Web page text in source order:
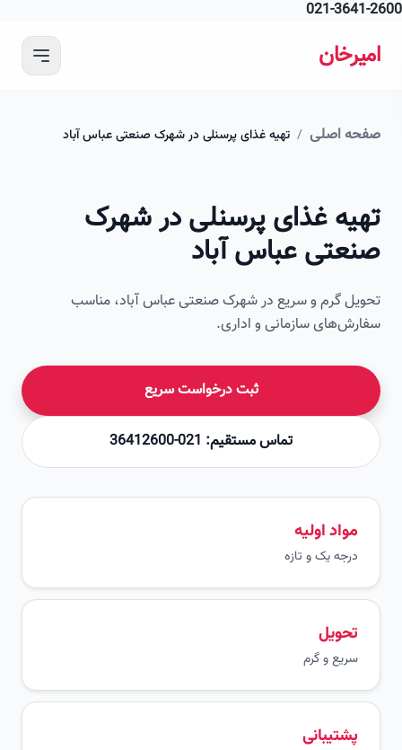
021-
اصلی / تهیه غذای پرسنلی در شهرک صنعتی عباس آباد
غذای پرسنلی در شهرک
عباس آباد
گرم و سریع در شهرک صنعتی عباس آباد، مناسب
سازمانی و اداری.
ثبت درخواست سریع
تماس مستقیم: 021-36412600
مواد اولیه
درجه یک و تازه
سریع و گرم
پشتیبانی
تصویر این صفحه به زودی اضافه می‌شود